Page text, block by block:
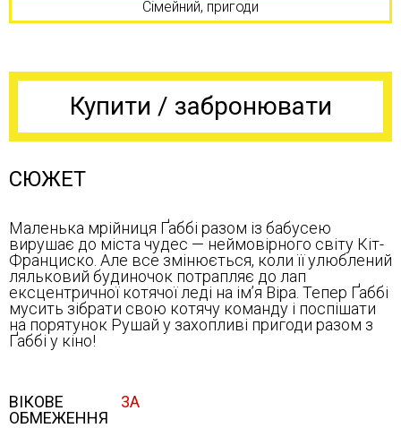
Сімейний, пригоди
Купити / забронювати
СЮЖЕТ
Маленька мрійниця Ґаббі разом із бабусею
вирушає до міста чудес — неймовірного світу Кіт-
Франциско. Але все змінюється, коли її улюблений
ляльковий будиночок потрапляє до лап
ексцентричної котячої леді на ім’я Віра. Тепер Ґаббі
мусить зібрати свою котячу команду і поспішати
на порятунок Рушай у захопливі пригоди разом з
Ґаббі у кіно!
ВІКОВЕ
ОБМЕЖЕННЯ
3А